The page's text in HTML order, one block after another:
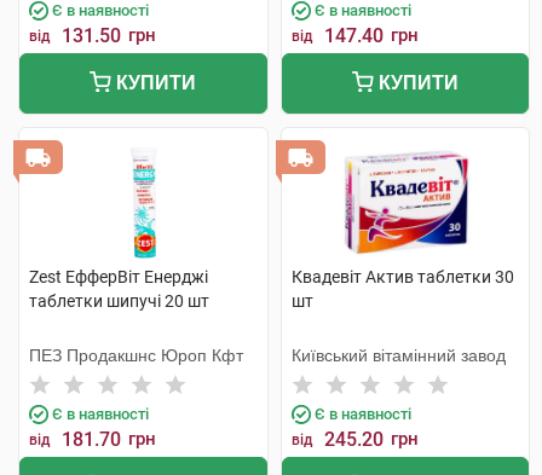
Є в наявності
від 131.50 грн
КУПИТИ
Є в наявності
від 147.40 грн
КУПИТИ
Zest ЕфферВіт Енерджі
таблетки шипучі 20 шт
ПЕЗ Продакшнс Юроп Кфт
Є в наявності
від 181.70 грн
Квадевіт Актив таблетки 30
шт
Київський вітамінний завод
Є в наявності
від 245.20 грн